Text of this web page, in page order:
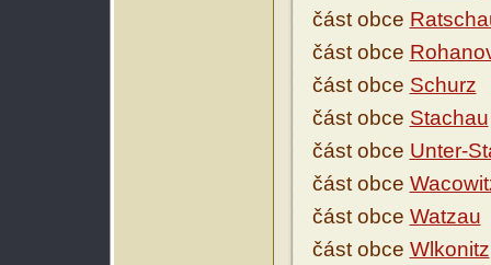
část obce
část obce
část obce Schurz
část obce Stachau
část obce Unter-
část obce
část obce Watzau
část obce Wlkonitz